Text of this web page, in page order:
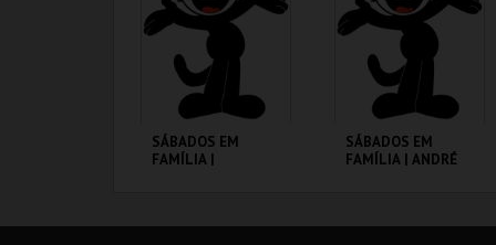
MAIS INFO
COMPRAR
MAIS INFO
COMPRAR
SÁBADOS EM
FAMÍLIA |
SÁBADOS EM
FAMÍLIA | ANDRÉ